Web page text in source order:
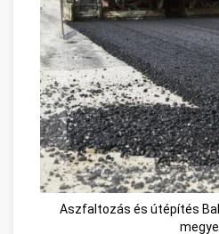
Aszfaltozás és útépítés
megye